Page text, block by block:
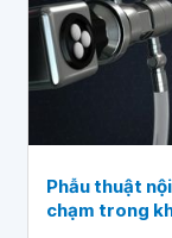
Phẫu thuật
chạm trong